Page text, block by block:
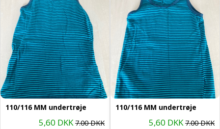
110/116 MM undertrøje
5,60 DKK7.00 DKK
110/116 MM undertrøje
5,60 DKK7.00 DKK